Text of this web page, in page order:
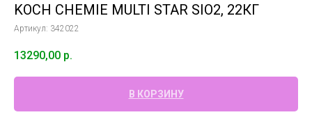
KOCH CHEMIE MULTI STAR SIO2, 22КГ
Артикул: 342022
13290,00 р.
В КОРЗИНУ